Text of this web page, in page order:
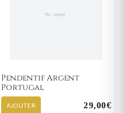
Pendentif Argent
Portugal
AJOUTER 29,00€